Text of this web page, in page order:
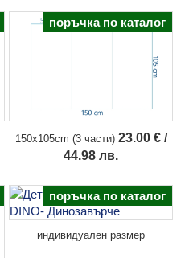
поръчка по каталог
150x105cm (3 части) 23.00 € /
44.98 лв.
поръчка по каталог
индивидуален размер